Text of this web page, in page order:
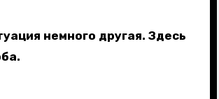
немного другая. Здесь